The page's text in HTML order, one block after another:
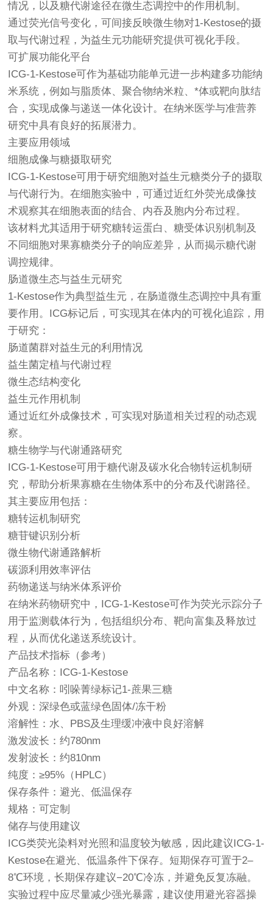
情况，以及糖代谢途径在微生态调控中的作用机制。
通过荧光信号变化，可间接反映微生物对1-Kestose的摄
取与代谢过程，为益生元功能研究提供可视化手段。
可扩展功能化平台
ICG-1-Kestose可作为基础功能单元进一步构建多功能纳
米系统，例如与脂质体、聚合物纳米粒、*体或靶向肽结
合，实现成像与递送一体化设计。在纳米医学与准营养
研究中具有良好的拓展潜力。
主要应用领域
细胞成像与糖摄取研究
ICG-1-Kestose可用于研究细胞对益生元糖类分子的摄取
与代谢行为。在细胞实验中，可通过近红外荧光成像技
术观察其在细胞表面的结合、内吞及胞内分布过程。
该材料尤其适用于研究糖转运蛋白、糖受体识别机制及
不同细胞对果寡糖类分子的响应差异，从而揭示糖代谢
调控规律。
肠道微生态与益生元研究
1-Kestose作为典型益生元，在肠道微生态调控中具有重
要作用。ICG标记后，可实现其在体内的可视化追踪，用
于研究：
肠道菌群对益生元的利用情况
益生菌定植与代谢过程
微生态结构变化
益生元作用机制
通过近红外成像技术，可实现对肠道相关过程的动态观
察。
糖生物学与代谢通路研究
ICG-1-Kestose可用于糖代谢及碳水化合物转运机制研
究，帮助分析果寡糖在生物体系中的分布及代谢路径。
其主要应用包括：
糖转运机制研究
糖苷键识别分析
微生物代谢通路解析
碳源利用效率评估
药物递送与纳米体系评价
在纳米药物研究中，ICG-1-Kestose可作为荧光示踪分子
用于监测载体行为，包括组织分布、靶向富集及释放过
程，从而优化递送系统设计。
产品技术指标（参考）
产品名称：ICG-1-Kestose
中文名称：吲哚菁绿标记1-蔗果三糖
外观：深绿色或蓝绿色固体/冻干粉
溶解性：水、PBS及生理缓冲液中良好溶解
激发波长：约780nm
发射波长：约810nm
纯度：≥95%（HPLC）
保存条件：避光、低温保存
规格：可定制
储存与使用建议
ICG类荧光染料对光照和温度较为敏感，因此建议ICG-1-
Kestose在避光、低温条件下保存。短期保存可置于2–
8℃环境，长期保存建议−20℃冷冻，并避免反复冻融。
实验过程中应尽量减少强光暴露，建议使用避光容器操